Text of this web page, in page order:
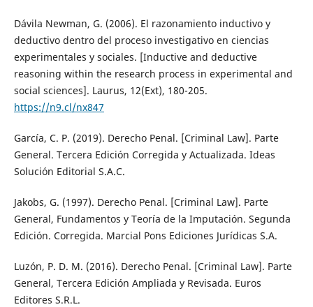
Dávila Newman, G. (2006). El razonamiento inductivo y
deductivo dentro del proceso investigativo en ciencias
experimentales y sociales. [Inductive and deductive
reasoning within the research process in experimental and
social sciences]. Laurus, 12(Ext), 180-205.
https://n9.cl/nx847
García, C. P. (2019). Derecho Penal. [Criminal Law]. Parte
General. Tercera Edición Corregida y Actualizada. Ideas
Solución Editorial S.A.C.
Jakobs, G. (1997). Derecho Penal. [Criminal Law]. Parte
General, Fundamentos y Teoría de la Imputación. Segunda
Edición. Corregida. Marcial Pons Ediciones Jurídicas S.A.
Luzón, P. D. M. (2016). Derecho Penal. [Criminal Law]. Parte
General, Tercera Edición Ampliada y Revisada. Euros
Editores S.R.L.